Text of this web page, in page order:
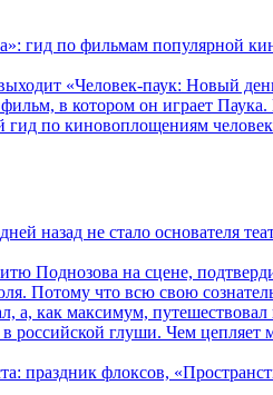
гид по фильмам популярной
«Человек-паук: Новый
в котором он играет
по киновоплощениям
назад не стало основателя
Поднозова на сцене,
Потому что всю свою
а, как максимум, путешествовал
российской глуши. Чем цепляет
праздник флоксов,